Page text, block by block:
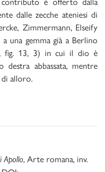
dalle zecche ateniesi di
Zimmermann, Elseify
una gemma già a Berlino
fig. 13, 3) in cui il dio è
destra abbassata, mentre
di alloro.
Apollo, Arte romana, inv.